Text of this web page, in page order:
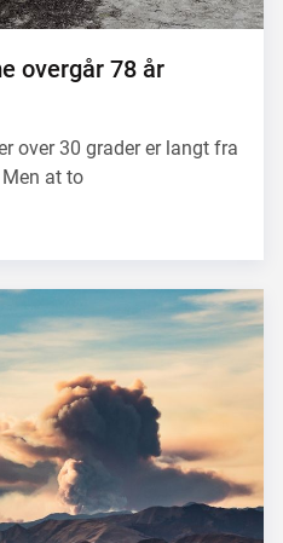
overgår 78 år
over 30 grader er langt fra
at to